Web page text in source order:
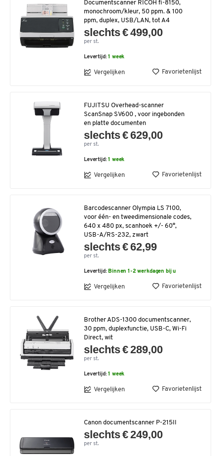
Documentscanner RICOH fi-8150,
monochroom/kleur, 50 ppm. & 100
ppm, duplex, USB/LAN, tot A4
slechts € 499,00
per st.
Levertijd:1 week
Vergelijken Favorietenlijst
FUJITSU Overhead-scanner
ScanSnap SV600 , voor ingebonden
en platte documenten
slechts € 629,00
per st.
Levertijd:1 week
Vergelijken Favorietenlijst
Barcodescanner Olympia LS 7100,
voor één- en tweedimensionale codes,
640 x 480 px, scanhoek +/- 60°,
USB-A/RS-232, zwart
slechts € 62,99
per st.
Levertijd: Binnen 1-2 werkdagen bij u
Vergelijken Favorietenlijst
Brother ADS-1300 documentscanner,
30 ppm, duplexfunctie, USB-C, Wi-Fi
Direct, wit
slechts € 289,00
per st.
Levertijd:1 week
Vergelijken Favorietenlijst
Canon documentscanner P-215II
slechts € 249,00
per st.